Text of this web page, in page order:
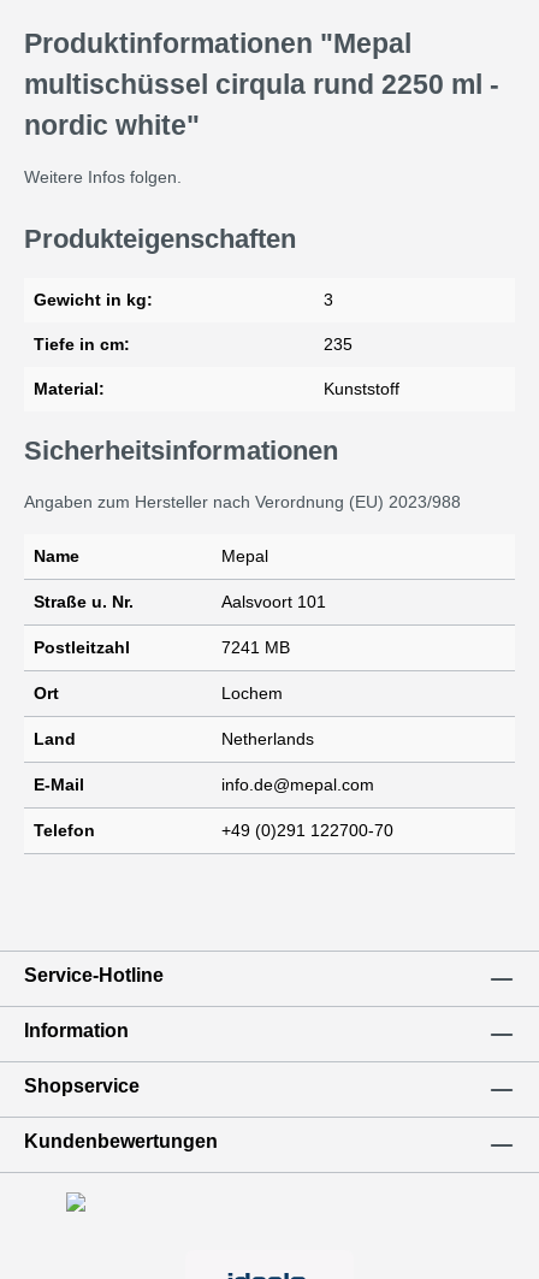
Produktinformationen "Mepal
multischüssel cirqula rund 2250 ml -
nordic white"
Weitere Infos folgen.
Produkteigenschaften
Gewicht in kg: 3
Tiefe in cm: 235
Material: Kunststoff
Sicherheitsinformationen
Angaben zum Hersteller nach Verordnung (EU) 2023/988
Name Mepal
Straße u. Nr. Aalsvoort 101
Postleitzahl 7241 MB
Ort Lochem
Land Netherlands
E-Mail info.de@mepal.com
Telefon +49 (0)291 122700-70
Service-Hotline
Information
Shopservice
Kundenbewertungen